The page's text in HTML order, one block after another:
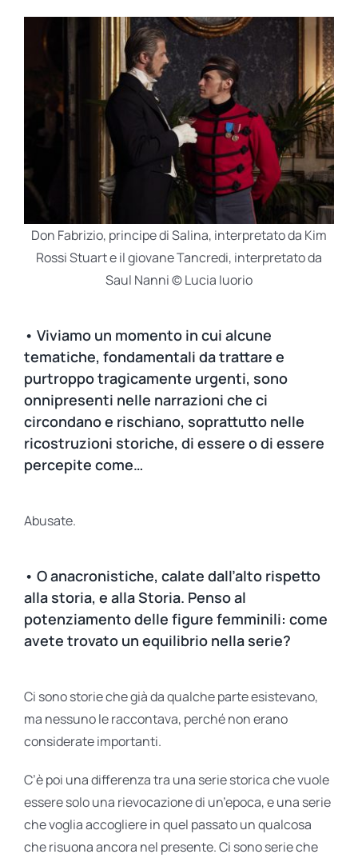
Don Fabrizio, principe di Salina, interpretato da Kim
Rossi Stuart e il giovane Tancredi, interpretato da
Saul Nanni © Lucia Iuorio
• Viviamo un momento in cui alcune
tematiche, fondamentali da trattare e
purtroppo tragicamente urgenti, sono
onnipresenti nelle narrazioni che ci
circondano e rischiano, soprattutto nelle
ricostruzioni storiche, di essere o di essere
percepite come…
Abusate.
• O anacronistiche, calate dall’alto rispetto
alla storia, e alla Storia. Penso al
potenziamento delle figure femminili: come
avete trovato un equilibrio nella serie?
Ci sono storie che già da qualche parte esistevano,
ma nessuno le raccontava, perché non erano
considerate importanti.
C’è poi una differenza tra una serie storica che vuole
essere solo una rievocazione di un’epoca, e una serie
che voglia accogliere in quel passato un qualcosa
che risuona ancora nel presente. Ci sono serie che